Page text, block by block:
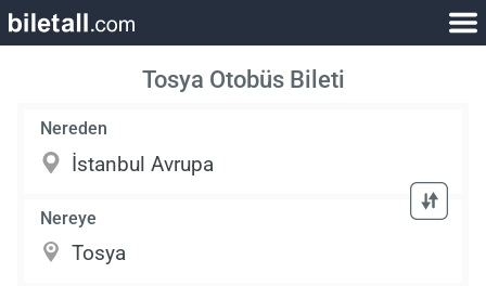
Tosya Otobüs Bileti
Nereden
Nereye